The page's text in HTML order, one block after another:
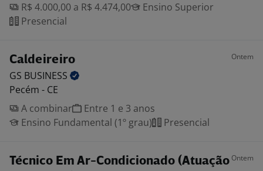
R$ 4.000,00 a R$ 4.474,00
Ensino Superior
Presencial
Caldeireiro Ontem
GS BUSINESS
Pecém - CE
A combinar
Entre 1 e 3 anos
Ensino Fundamental (1º grau)
Presencial
Técnico Em Ar-Condicionado (Atuação Ontem